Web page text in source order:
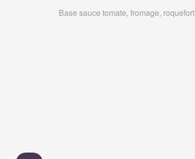
Base sauce tomate, fromage, roquefort